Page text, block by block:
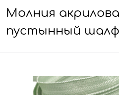
Молния
пустынный